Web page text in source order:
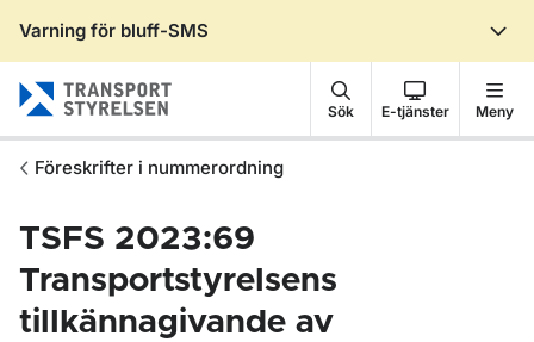
Varning för bluff-SMS
Sök E-tjänster Meny
Föreskrifter i nummerordning
TSFS 2023:69
Transportstyrelsens
tillkännagivande av